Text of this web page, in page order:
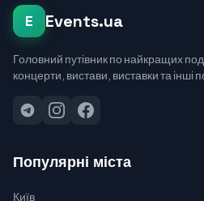
E Events.ua
Головний путівник по найкращих
концерти, вистави, виставки та інші
Популярні міста
Київ